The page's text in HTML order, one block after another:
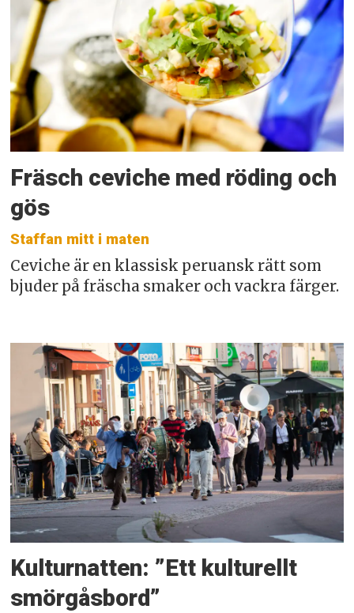
Fräsch ceviche med röding och
gös
Staffan mitt i maten
Ceviche är en klassisk peruansk rätt som
bjuder på fräscha smaker och vackra färger.
Kulturnatten: ”Ett kulturellt
smörgåsbord”